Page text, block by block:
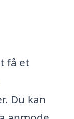
få et
Du kan